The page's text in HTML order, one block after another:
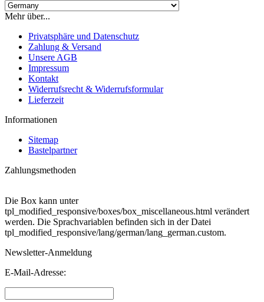
Mehr über...
Privatsphäre und Datenschutz
Zahlung & Versand
Unsere AGB
Impressum
Kontakt
Widerrufsrecht & Widerrufsformular
Lieferzeit
Informationen
Sitemap
Bastelpartner
Zahlungsmethoden
Die Box kann unter
tpl_modified_responsive/boxes/box_miscellaneous.html verändert
werden. Die Sprachvariablen befinden sich in der Datei
tpl_modified_responsive/lang/german/lang_german.custom.
Newsletter-Anmeldung
E-Mail-Adresse: